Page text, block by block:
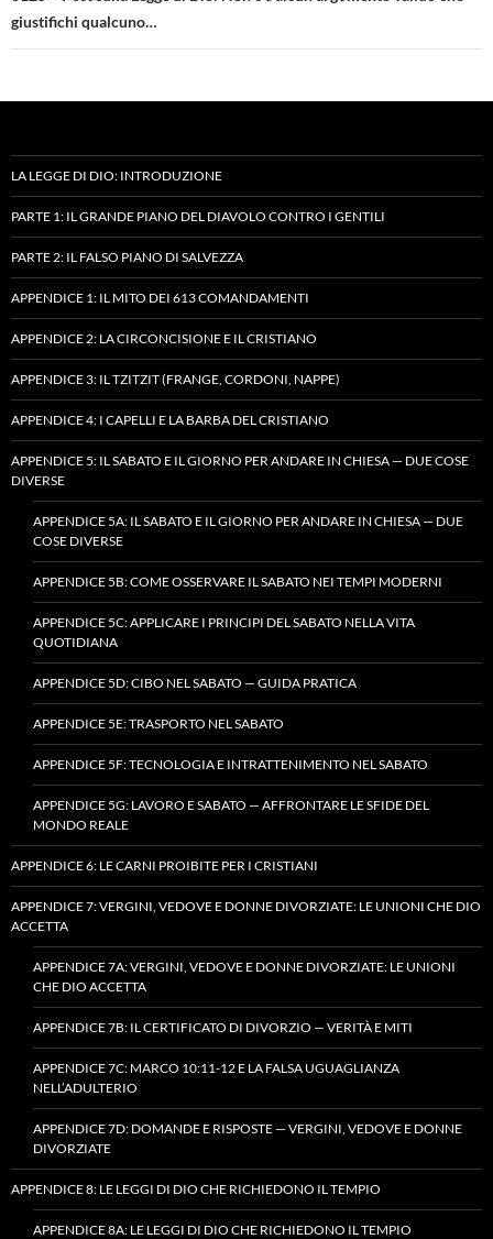
giustifichi qualcuno…
LA LEGGE DI DIO: INTRODUZIONE
PARTE 1: IL GRANDE PIANO DEL DIAVOLO CONTRO I GENTILI
PARTE 2: IL FALSO PIANO DI SALVEZZA
APPENDICE 1: IL MITO DEI 613 COMANDAMENTI
APPENDICE 2: LA CIRCONCISIONE E IL CRISTIANO
APPENDICE 3: IL TZITZIT (FRANGE, CORDONI, NAPPE)
APPENDICE 4: I CAPELLI E LA BARBA DEL CRISTIANO
APPENDICE 5: IL SABATO E IL GIORNO PER ANDARE IN CHIESA — DUE COSE
DIVERSE
APPENDICE 5A: IL SABATO E IL GIORNO PER ANDARE IN CHIESA — DUE
COSE DIVERSE
APPENDICE 5B: COME OSSERVARE IL SABATO NEI TEMPI MODERNI
APPENDICE 5C: APPLICARE I PRINCIPI DEL SABATO NELLA VITA
QUOTIDIANA
APPENDICE 5D: CIBO NEL SABATO — GUIDA PRATICA
APPENDICE 5E: TRASPORTO NEL SABATO
APPENDICE 5F: TECNOLOGIA E INTRATTENIMENTO NEL SABATO
APPENDICE 5G: LAVORO E SABATO — AFFRONTARE LE SFIDE DEL
MONDO REALE
APPENDICE 6: LE CARNI PROIBITE PER I CRISTIANI
APPENDICE 7: VERGINI, VEDOVE E DONNE DIVORZIATE: LE UNIONI CHE DIO
ACCETTA
APPENDICE 7A: VERGINI, VEDOVE E DONNE DIVORZIATE: LE UNIONI
CHE DIO ACCETTA
APPENDICE 7B: IL CERTIFICATO DI DIVORZIO — VERITÀ E MITI
APPENDICE 7C: MARCO 10:11-12 E LA FALSA UGUAGLIANZA
NELL’ADULTERIO
APPENDICE 7D: DOMANDE E RISPOSTE — VERGINI, VEDOVE E DONNE
DIVORZIATE
APPENDICE 8: LE LEGGI DI DIO CHE RICHIEDONO IL TEMPIO
APPENDICE 8A: LE LEGGI DI DIO CHE RICHIEDONO IL TEMPIO